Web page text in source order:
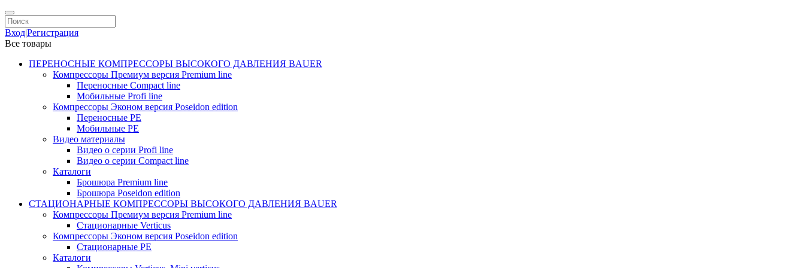
Вход|Регистрация
Все товары
ПЕРЕНОСНЫЕ КОМПРЕССОРЫ ВЫСОКОГО ДАВЛЕНИЯ BAUER
Компрессоры Премиум версия Premium line
Переносные Compact line
Мобильные Profi line
Компрессоры Эконом версия Poseidon edition
Переносные PE
Мобильные PE
Видео материалы
Видео о серии Profi line
Видео о серии Compact line
Каталоги
Брошюра Premium line
Брошюра Poseidon edition
СТАЦИОНАРНЫЕ КОМПРЕССОРЫ ВЫСОКОГО ДАВЛЕНИЯ BAUER
Компрессоры Премиум версия Premium line
Стационарные Verticus
Компрессоры Эконом версия Poseidon edition
Стационарные PE
Каталоги